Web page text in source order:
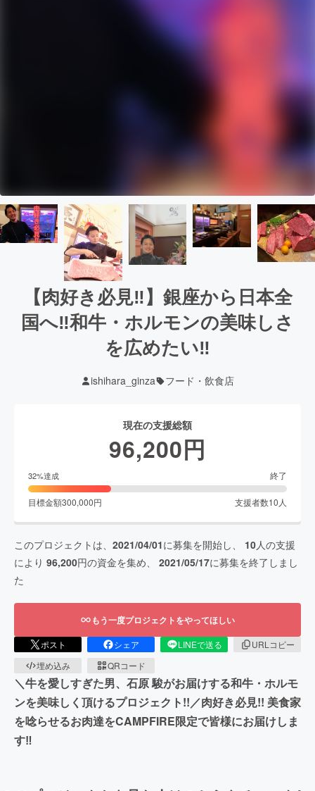
【肉好き必見‼︎】銀座から日本全
国へ‼︎和牛・ホルモンの美味しさ
を広めたい‼︎
ishihara_ginza フード・飲食店
現在の支援総額
96,200円
32%達成 終了
目標金額300,000円 支援者数10人
このプロジェクトは、 2021/04/01に募集を開始し、 10人の支援
により 96,200円の資金を集め、 2021/05/17に募集を終了しまし
た
もう一度プロジェクトをやってほしい
ポスト シェア LINEで送る
URLコピー
埋め込み
QRコード
＼牛を愛しすぎた男、石原 駿がお届けする和牛・ホルモ
ンを美味しく頂けるプロジェクト!!／肉好き必見!! 美食家
を唸らせるお肉達をCAMPFIRE限定で皆様にお届けしま
す‼︎